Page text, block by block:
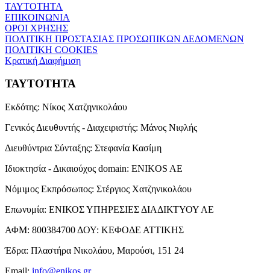
ΤΑΥΤΟΤΗΤΑ
ΕΠΙΚΟΙΝΩΝΙΑ
ΟΡΟΙ ΧΡΗΣΗΣ
ΠΟΛΙΤΙΚΗ ΠΡΟΣΤΑΣΙΑΣ ΠΡΟΣΩΠΙΚΩΝ ΔΕΔΟΜΕΝΩΝ
ΠΟΛΙΤΙΚΗ COOKIES
Κρατική Διαφήμιση
ΤΑΥΤΟΤΗΤΑ
Εκδότης: Νίκος Χατζηνικολάου
Γενικός Διευθυντής - Διαχειριστής: Μάνος Νιφλής
Διευθύντρια Σύνταξης: Στεφανία Κασίμη
Ιδιοκτησία - Δικαιούχος domain: ENIKOS AE
Νόμιμος Εκπρόσωπος: Στέργιος Χατζηνικολάου
Επωνυμία: ΕΝΙΚΟΣ ΥΠΗΡΕΣΙΕΣ ΔΙΑΔΙΚΤΥΟΥ ΑΕ
ΑΦΜ: 800384700 ΔΟΥ: ΚΕΦΟΔΕ ΑΤΤΙΚΗΣ
Έδρα: Πλαστήρα Νικολάου, Μαρούσι, 151 24